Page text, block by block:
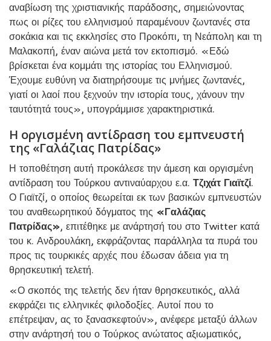
αναβίωση της χριστιανικής παράδοσης, σημειώνοντας
πως οι ρίζες του ελληνισμού παραμένουν ζωντανές στα
σοκάκια και τις εκκλησίες στο Προκόπι, τη Νεάπολη και τη
Μαλακοπή, έναν αιώνα μετά τον εκτοπισμό. «Εδώ
βρίσκεται ένα κομμάτι της ιστορίας του Ελληνισμού.
Έχουμε ευθύνη να διατηρήσουμε τις μνήμες ζωντανές,
γιατί οι λαοί που ξεχνούν την ιστορία τους, χάνουν την
ταυτότητά τους», υπογράμμισε χαρακτηριστικά.
Η οργισμένη αντίδραση του εμπνευστή
της «Γαλάζιας Πατρίδας»
Η τοποθέτηση αυτή προκάλεσε την άμεση και οργισμένη
αντίδραση του Τούρκου αντιναύαρχου ε.α. Τζιχάτ Γιαϊτζί.
Ο Γιαϊτζί, ο οποίος θεωρείται εκ των βασικών εμπνευστών
του αναθεωρητικού δόγματος της «Γαλάζιας
Πατρίδας», επιτέθηκε με ανάρτησή του στο Twitter κατά
του κ. Ανδρουλάκη, εκφράζοντας παράλληλα τα πυρά του
προς τις τουρκικές αρχές που έδωσαν άδεια για τη
θρησκευτική τελετή.
«Ο σκοπός της τελετής δεν ήταν θρησκευτικός, αλλά
εκφράζει τις ελληνικές φιλοδοξίες. Αυτοί που το
επέτρεψαν, ας το ξανασκεφτούν», ανέφερε μεταξύ άλλων
στην ανάρτησή του ο Τούρκος ανώτατος αξιωματικός,